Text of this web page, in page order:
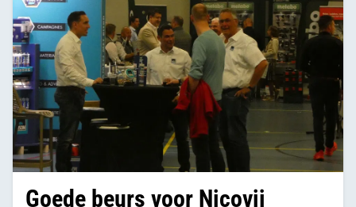
Goede beurs voor Nicovij